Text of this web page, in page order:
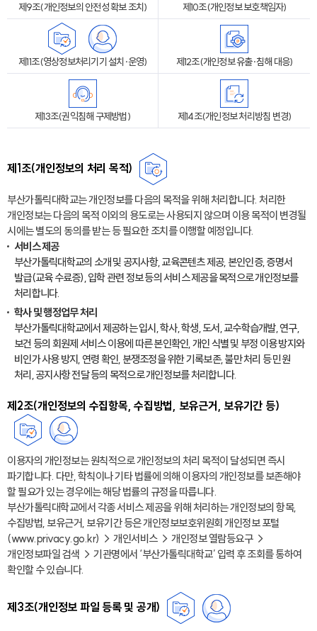
제9조(개인정보의 안전성 확보 조치) 제10조(개인정보 보호책임자)
제11조(영상정보처리기기 설치·운영) 제12조(개인정보 유출·침해 대응)
제13조(권익침해 구제방법) 제14조(개인정보 처리방침 변경)
제1조(개인정보의 처리 목적)
부산가톨릭대학교는 개인정보를 다음의 목적을 위해 처리합니다. 처리한
개인정보는 다음의 목적 이외의 용도로는 사용되지 않으며 이용 목적이 변경될
시에는 별도의 동의를 받는 등 필요한 조치를 이행할 예정입니다.
서비스 제공
부산가톨릭대학교의 소개 및 공지사항, 교육콘텐츠 제공, 본인인증, 증명서
발급(교육 수료증), 입학 관련 정보 등의 서비스 제공을 목적으로 개인정보를
처리합니다.
학사 및 행정업무 처리
부산가톨릭대학교에서 제공하는 입시, 학사, 학생, 도서, 교수학습개발, 연구,
보건 등의 회원제 서비스 이용에 따른 본인확인, 개인 식별 및 부정 이용 방지와
비인가 사용 방지, 연령 확인, 분쟁조정을 위한 기록보존, 불만 처리 등 민원
처리, 공지사항 전달 등의 목적으로 개인정보를 처리합니다.
제2조(개인정보의 수집항목, 수집방법, 보유근거, 보유기간 등)
이용자의 개인정보는 원칙적으로 개인정보의 처리 목적이 달성되면 즉시
파기합니다. 다만, 학칙이나 기타 법률에 의해 이용자의 개인정보를 보존해야
할 필요가 있는 경우에는 해당 법률의 규정을 따릅니다.
부산가톨릭대학교에서 각종 서비스 제공을 위해 처리하는 개인정보의 항목,
수집방법, 보유근거, 보유기간 등은 개인정보보호위원회 개인정보 포털
(www.privacy.go.kr) → 개인서비스 → 개인정보 열람등요구 →
개인정보파일 검색 → 기관명에서 ‘부산가톨릭대학교’ 입력 후 조회를 통하여
확인할 수 있습니다.
제3조(개인정보 파일 등록 및 공개)